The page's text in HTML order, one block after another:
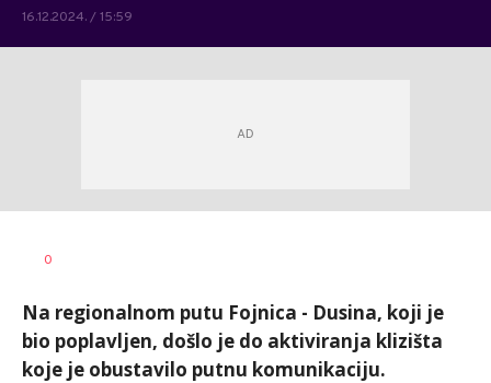
16.12.2024. / 15:59
AUTOR
0
Na regionalnom putu Fojnica - Dusina, koji je
bio poplavljen, došlo je do aktiviranja klizišta
koje je obustavilo putnu komunikaciju.